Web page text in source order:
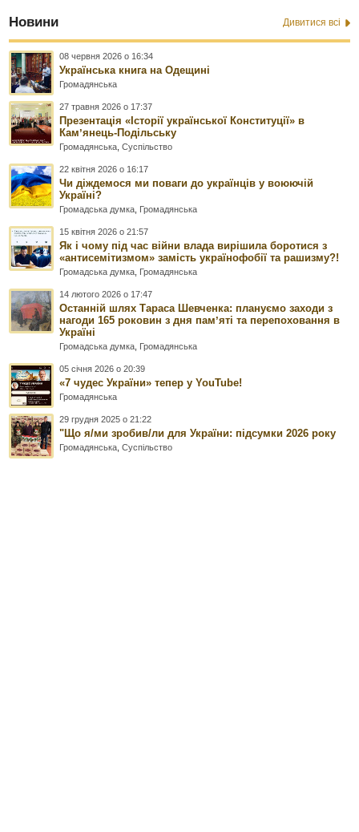
Новини Дивитися всі
08 червня 2026 о 16:34
Українська книга на Одещині
Громадянська
27 травня 2026 о 17:37
Презентація «Історії української Конституції» в
Камʼянець-Подільську
Громадянська ,Суспільство
22 квітня 2026 о 16:17
Чи діждемося ми поваги до українців у воюючій
Україні?
Громадська думка Громадянська
15 квітня 2026 о 21:57
Як і чому під час війни влада вирішила боротися з
«антисемітизмом» замість українофобії та рашизму?!
Громадська думка Громадянська
14 лютого 2026 о 17:47
Останній шлях Тараса Шевченка: плануємо заходи з
нагоди 165 роковин з дня памʼяті та перепоховання в
Україні
Громадська думка Громадянська
05 січня 2026 о 20:39
«7 чудес України» тепер у YouTube!
Громадянська
29 грудня 2025 о 21:22
"Що я/ми зробив/ли для України: підсумки 2026 року
Громадянська ,Суспільство